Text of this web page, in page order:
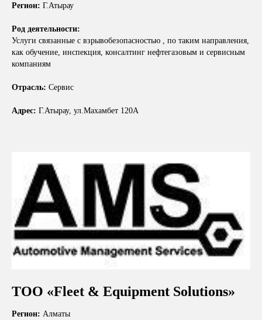
Регион: Г.Атырау
Род деятельности:
Услуги связанные с взрывобезопасностью , по таким направления,
как обучение, инспекция, консалтинг нефтегазовым и сервисным
компаниям
Отрасль: Сервис
Адрес: Г.Атырау, ул.Махамбет 120А
ТОО «Fleet & Equipment Solutions»
Регион: Алматы